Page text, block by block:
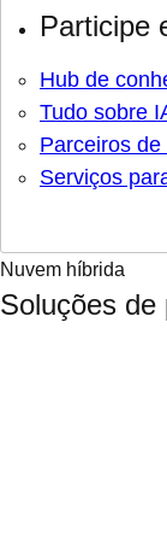
Participe
Hub de
Tudo sobre
Parceiros de
Serviços
Nuvem híbrida
Soluções de